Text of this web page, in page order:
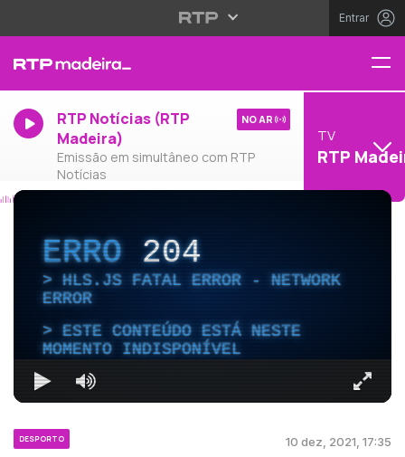
Entrar
RTP Notícias (RTP
Madeira)
Emissão em simultâneo com RTP
Notícias
NO AR
TV
RTP
ERRO204
HLS.JS FATAL ERROR - NETWORK
ERROR
ESTE CONTEÚDO ESTÁ NESTE
MOMENTO INDISPONÍVEL
DESPORTO 10 dez, 2021, 17:35